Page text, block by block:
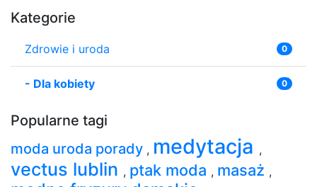
Kategorie
Zdrowie i uroda 0
- Dla kobiety 0
Popularne tagi
moda uroda porady , medytacja ,
vectus lublin , ptak moda , masaż ,